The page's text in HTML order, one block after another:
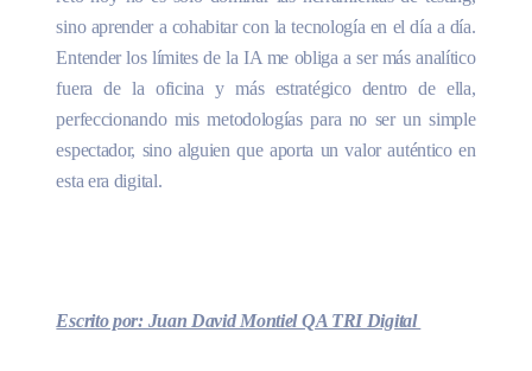
sino aprender a cohabitar con la tecnología en el día a día.
Entender los límites de la IA me obliga a ser más analítico
fuera de la oficina y más estratégico dentro de ella,
perfeccionando mis metodologías para no ser un simple
espectador, sino alguien que aporta un valor auténtico en
esta era digital.
Escrito por: Juan David Montiel QA TRI Digital